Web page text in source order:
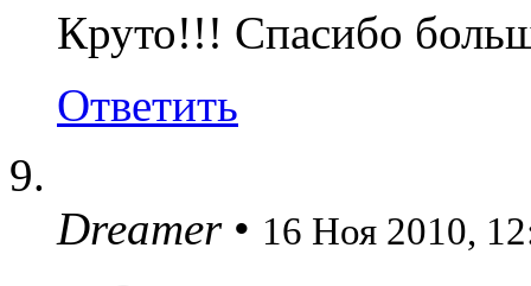
Круто!!! Спасибо
Ответить
Dreamer • 16 Ноя 2010,